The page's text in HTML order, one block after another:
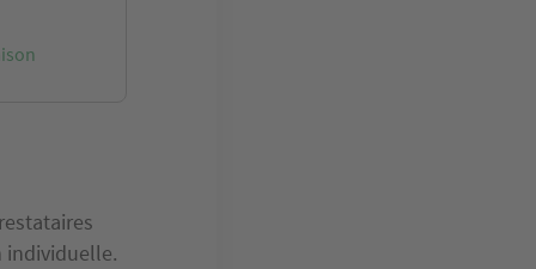
individuelle.